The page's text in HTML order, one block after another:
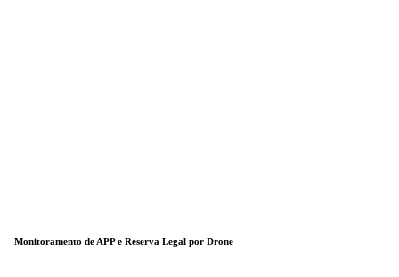
Monitoramento de APP e Reserva Legal por Drone